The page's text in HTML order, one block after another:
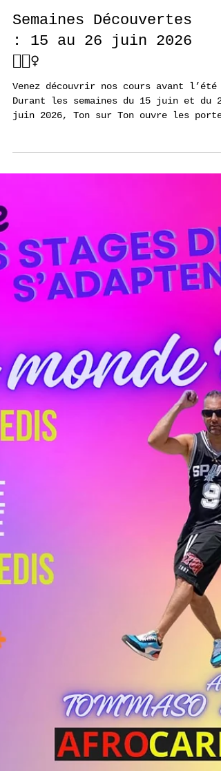
Semaines Découvertes
: 15 au 26 juin 2026
🧘🏾‍♀️
Venez découvrir nos cours avant l’été
et mouvement.